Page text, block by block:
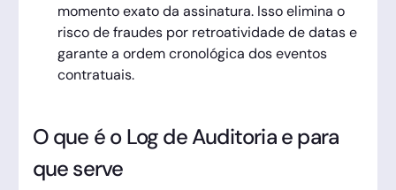
momento exato da assinatura. Isso elimina o
risco de fraudes por retroatividade de datas e
garante a ordem cronológica dos eventos
contratuais.
O que é o Log de Auditoria e para
que serve